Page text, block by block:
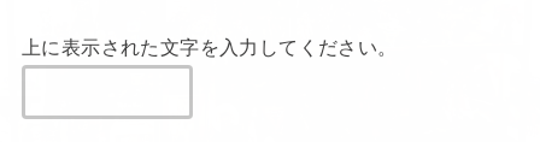
上に表示された文字を入力してください。